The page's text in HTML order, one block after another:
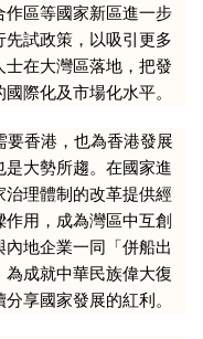
作區等國家新區進一步
試政策，以吸引更多
在大灣區落地，把發
際化及市場化水平。
香港，也為香港發展
大勢所趨。在國家進
理體制的改革提供經
用，成為灣區中互創
地企業一同「併船出
成就中華民族偉大復
享國家發展的紅利。